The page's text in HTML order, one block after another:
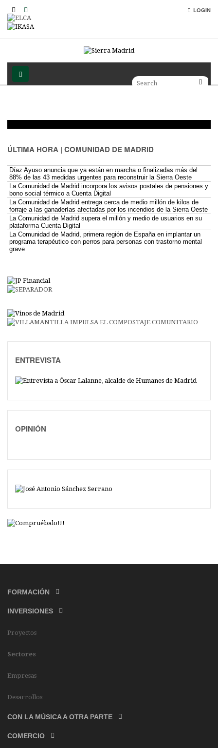
LOGIN
ÚLTIMA HORA | COMUNIDAD DE MADRID
Díaz Ayuso anuncia que ya están en marcha o finalizadas más del
88% de las 43 medidas urgentes para reconstruir la Sierra Oeste
La Comunidad de Madrid incorpora los avisos postales de pensiones y
bono social térmico a Cuenta Digital
La Comunidad de Madrid entrega cerca de medio millón de kilos de
forraje a las ganaderías afectadas por los incendios de la Sierra Oeste
La Comunidad de Madrid supera el millón y medio de usuarios en su
plataforma Cuenta Digital
La Comunidad de Madrid, primera región de España en implantar un
programa terapéutico con perros para personas con trastorno mental
grave
ENTREVISTA
OPINIÓN
FORMACIÓN
INVERSIONES
Proyectos
Sectores
Empresas
Desarrollos
CON LA MÚSICA A OTRA PARTE
COMERCIO